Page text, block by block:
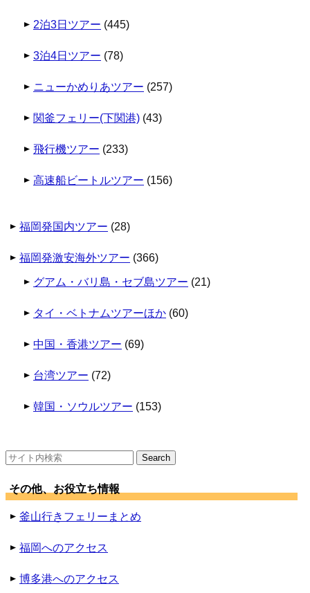
2泊3日ツアー (445)
3泊4日ツアー (78)
ニューかめりあツアー (257)
関釜フェリー(下関港) (43)
飛行機ツアー (233)
高速船ビートルツアー (156)
福岡発国内ツアー (28)
福岡発激安海外ツアー (366)
グアム・バリ島・セブ島ツアー (21)
タイ・ベトナムツアーほか (60)
中国・香港ツアー (69)
台湾ツアー (72)
韓国・ソウルツアー (153)
検
その他、お役立ち情報
釜山行きフェリーまとめ
福岡へのアクセス
博多港へのアクセス